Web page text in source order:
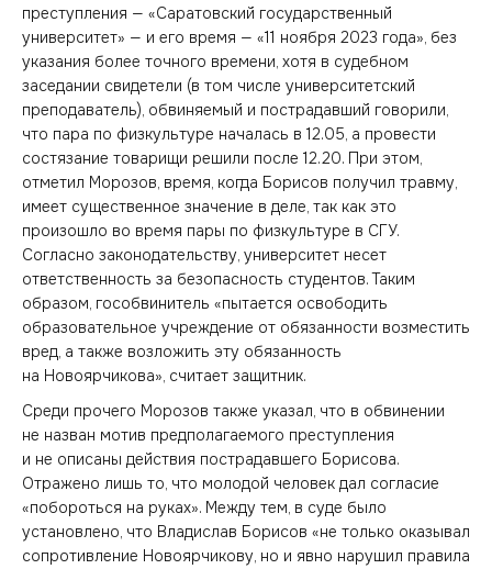
преступления — «Саратовский государственный
университет» — и его время — «11 ноября 2023 года», без
указания более точного времени, хотя в судебном
заседании свидетели (в том числе университетский
преподаватель), обвиняемый и пострадавший говорили,
что пара по физкультуре началась в 12.05, а провести
состязание товарищи решили после 12.20. При этом,
отметил Морозов, время, когда Борисов получил травму,
имеет существенное значение в деле, так как это
произошло во время пары по физкультуре в СГУ.
Согласно законодательству, университет несет
ответственность за безопасность студентов. Таким
образом, гособвинитель «пытается освободить
образовательное учреждение от обязанности возместить
вред, а также возложить эту обязанность
на Новоярчикова», считает защитник.
Среди прочего Морозов также указал, что в обвинении
не назван мотив предполагаемого преступления
и не описаны действия пострадавшего Борисова.
Отражено лишь то, что молодой человек дал согласие
«побороться на руках». Между тем, в суде было
установлено, что Владислав Борисов «не только оказывал
сопротивление Новоярчикову, но и явно нарушил правила